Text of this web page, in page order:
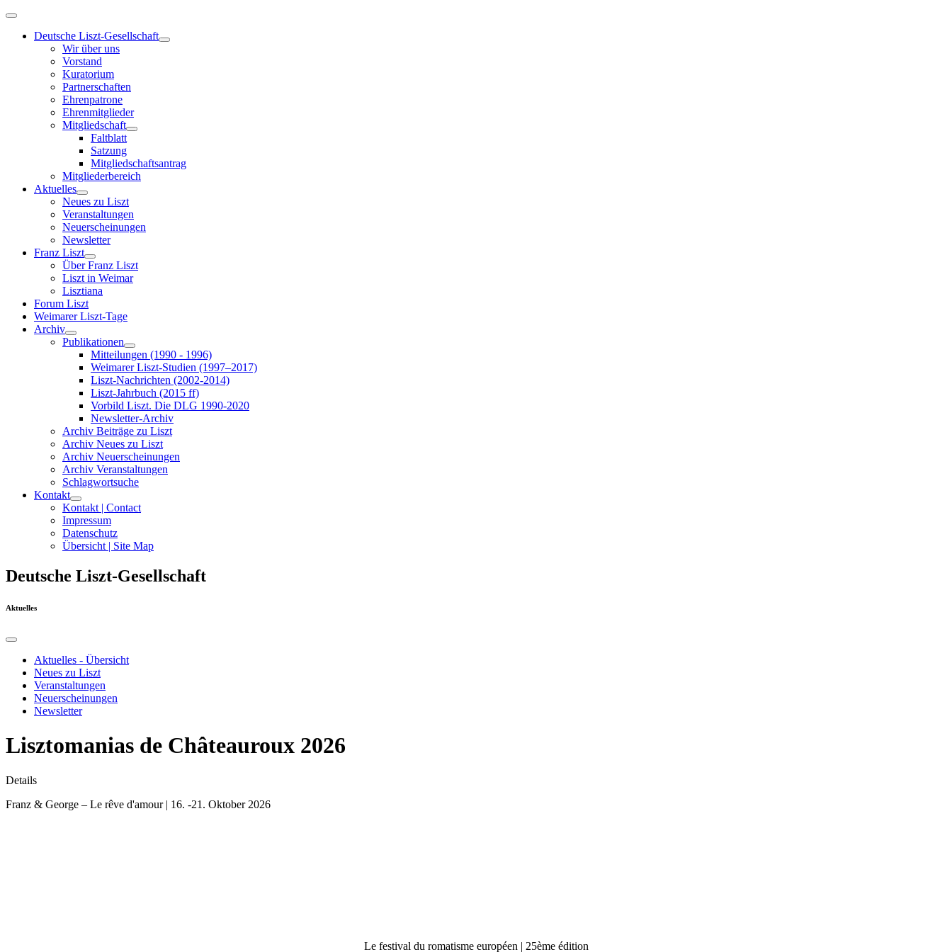
Deutsche Liszt-Gesellschaft
Wir über uns
Vorstand
Kuratorium
Partnerschaften
Ehrenpatrone
Ehrenmitglieder
Mitgliedschaft
Faltblatt
Satzung
Mitgliedschaftsantrag
Mitgliederbereich
Aktuelles
Neues zu Liszt
Veranstaltungen
Neuerscheinungen
Newsletter
Franz Liszt
Über Franz Liszt
Liszt in Weimar
Lisztiana
Forum Liszt
Weimarer Liszt-Tage
Archiv
Publikationen
Mitteilungen (1990 - 1996)
Weimarer Liszt-Studien (1997–2017)
Liszt-Nachrichten (2002-2014)
Liszt-Jahrbuch (2015 ff)
Vorbild Liszt. Die DLG 1990-2020
Newsletter-Archiv
Archiv Beiträge zu Liszt
Archiv Neues zu Liszt
Archiv Neuerscheinungen
Archiv Veranstaltungen
Schlagwortsuche
Kontakt
Kontakt | Contact
Impressum
Datenschutz
Übersicht | Site Map
Deutsche Liszt-Gesellschaft
Aktuelles
Aktuelles - Übersicht
Neues zu Liszt
Veranstaltungen
Neuerscheinungen
Newsletter
Lisztomanias de Châteauroux 2026
Details
Franz & George – Le rêve d'amour | 16. -21. Oktober 2026
Le festival du romatisme européen | 25ème édition